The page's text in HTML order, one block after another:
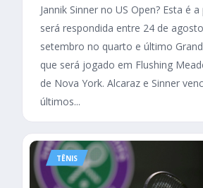
Jannik Sinner no US Open? Esta é
será respondida entre 24 de
setembro no quarto e último
que será jogado em Flushing
de Nova York. Alcaraz e Sinner
últimos...
TÊNIS